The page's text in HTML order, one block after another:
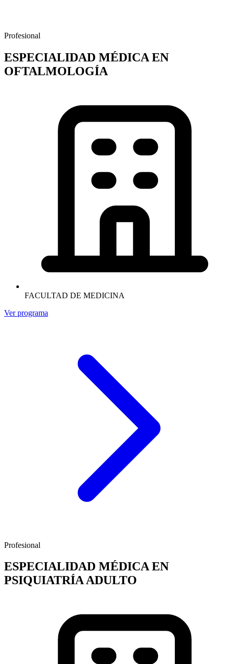
Profesional
ESPECIALIDAD MÉDICA EN
OFTALMOLOGÍA
FACULTAD DE MEDICINA
Ver programa
Profesional
ESPECIALIDAD MÉDICA EN
PSIQUIATRÍA ADULTO